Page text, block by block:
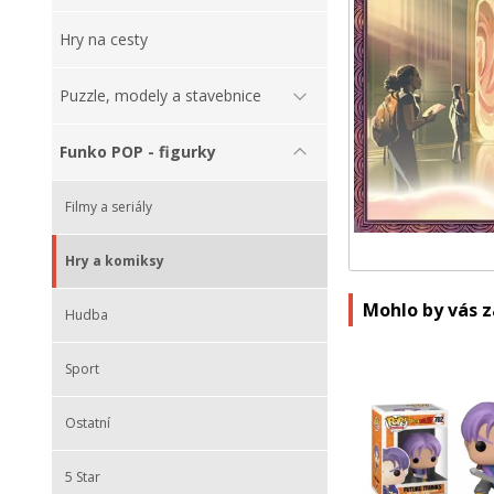
Hry na cesty
Puzzle, modely a stavebnice
Funko POP - figurky
Filmy a seriály
Hry a komiksy
Hudba
Sport
Ostatní
5 Star
Mohlo by vás